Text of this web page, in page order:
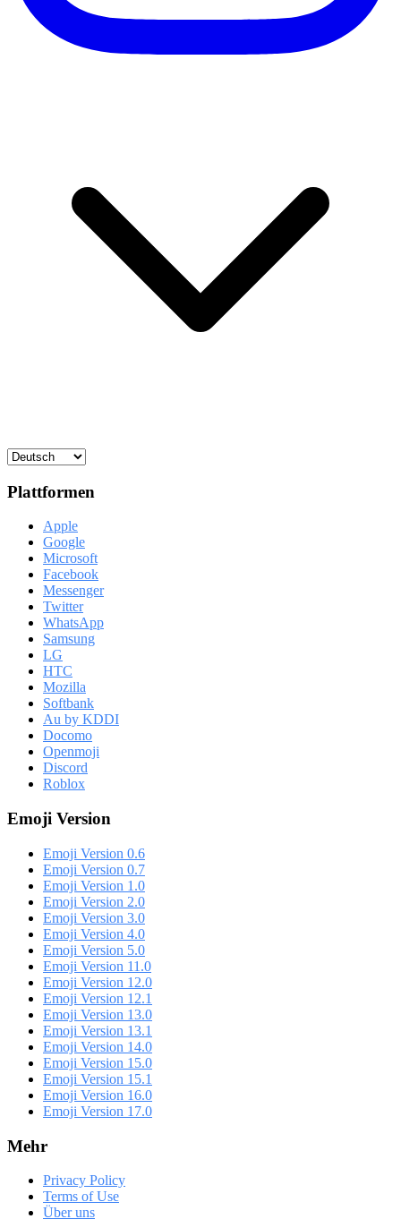
Plattformen
Apple
Google
Microsoft
Facebook
Messenger
Twitter
WhatsApp
Samsung
LG
HTC
Mozilla
Softbank
Au by KDDI
Docomo
Openmoji
Discord
Roblox
Emoji Version
Emoji Version 0.6
Emoji Version 0.7
Emoji Version 1.0
Emoji Version 2.0
Emoji Version 3.0
Emoji Version 4.0
Emoji Version 5.0
Emoji Version 11.0
Emoji Version 12.0
Emoji Version 12.1
Emoji Version 13.0
Emoji Version 13.1
Emoji Version 14.0
Emoji Version 15.0
Emoji Version 15.1
Emoji Version 16.0
Emoji Version 17.0
Mehr
Privacy Policy
Terms of Use
Über uns